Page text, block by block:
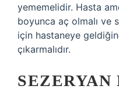
yememelidir. Hasta
boyunca aç olmalı ve
için hastaneye
çıkarmalıdır.
SEZERYAN